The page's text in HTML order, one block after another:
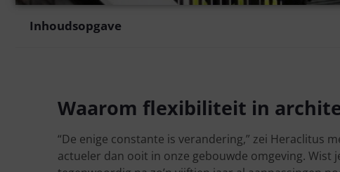
Inhoudsopgave
Waarom flexibiliteit in
“De enige constante is verandering,” zei Heraclitus
actueler dan ooit in onze gebouwde omgeving.